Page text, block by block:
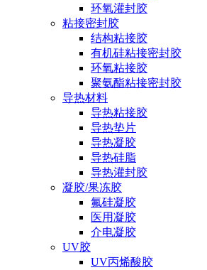
环氧灌封胶
粘接密封胶
结构粘接胶
有机硅粘接密封胶
环氧粘接胶
聚氨酯粘接密封胶
导热材料
导热粘接胶
导热垫片
导热凝胶
导热硅脂
导热灌封胶
凝胶/果冻胶
氟硅凝胶
医用凝胶
介电凝胶
UV胶
UV丙烯酸胶